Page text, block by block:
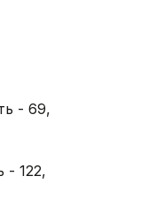
- 69,
- 122,